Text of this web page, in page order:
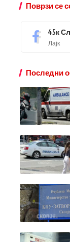
Поврзи се
45к
Лајк
Последни